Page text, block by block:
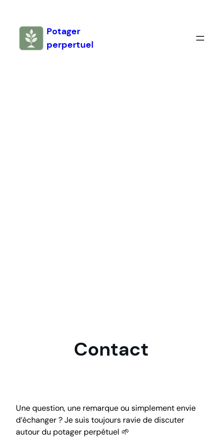
contenu
Potager
perpertuel
Contact
Une question, une remarque ou simplement envie
d’échanger ? Je suis toujours ravie de discuter
autour du potager perpétuel 🌱